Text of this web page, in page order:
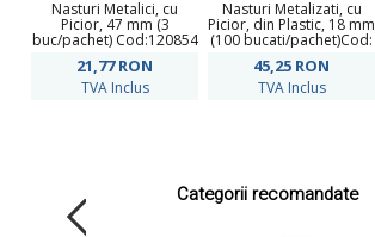
Nasturi Metalici, cu
Picior, 47 mm (3
buc/pachet) Cod:120854
21,77RON
TVA Inclus
Nasturi Metalizati, cu
Picior, din Plastic, 18 mm
(100 bucati/pachet)Cod:
45,25 RON
TVA Inclus
Categorii recomandate